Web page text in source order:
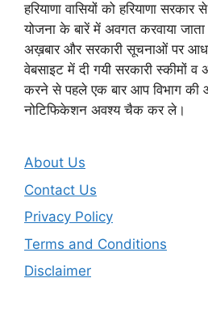
हरियाणा वासियों को हरियाणा सरकार
योजना के बारें में अवगत करवाया
अख़बार और सरकारी सूचनाओं पर
वेबसाइट में दी गयी सरकारी स्कीमों व
करने से पहले एक बार आप विभाग की
नोटिफिकेशन अवश्य चैक कर ले।
About Us
Contact Us
Privacy Policy
Terms and Conditions
Disclaimer